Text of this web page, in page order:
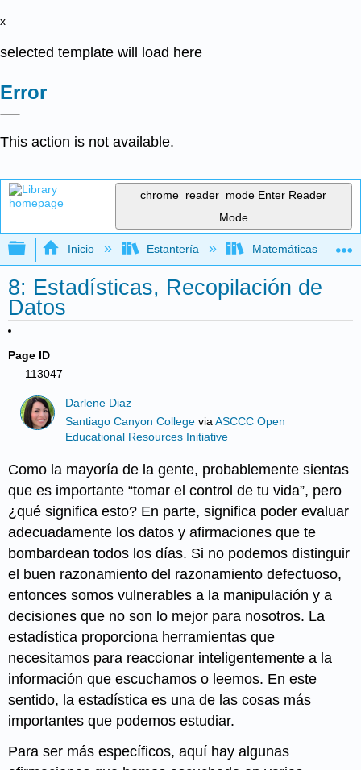
x
selected template will load here
Error
This action is not available.
chrome_reader_mode Enter Reader
Mode
Expandir/contraer jerarquía global
Inicio Estantería Matemáticas
8: Estadísticas, Recopilación de
Datos
Page ID
113047
Darlene Diaz
Santiago Canyon College viaASCCC Open
Educational Resources Initiative
Como la mayoría de la gente, probablemente sientas
que es importante “tomar el control de tu vida”, pero
¿qué significa esto? En parte, significa poder evaluar
adecuadamente los datos y afirmaciones que te
bombardean todos los días. Si no podemos distinguir
el buen razonamiento del razonamiento defectuoso,
entonces somos vulnerables a la manipulación y a
decisiones que no son lo mejor para nosotros. La
estadística proporciona herramientas que
necesitamos para reaccionar inteligentemente a la
información que escuchamos o leemos. En este
sentido, la estadística es una de las cosas más
importantes que podemos estudiar.
Para ser más específicos, aquí hay algunas